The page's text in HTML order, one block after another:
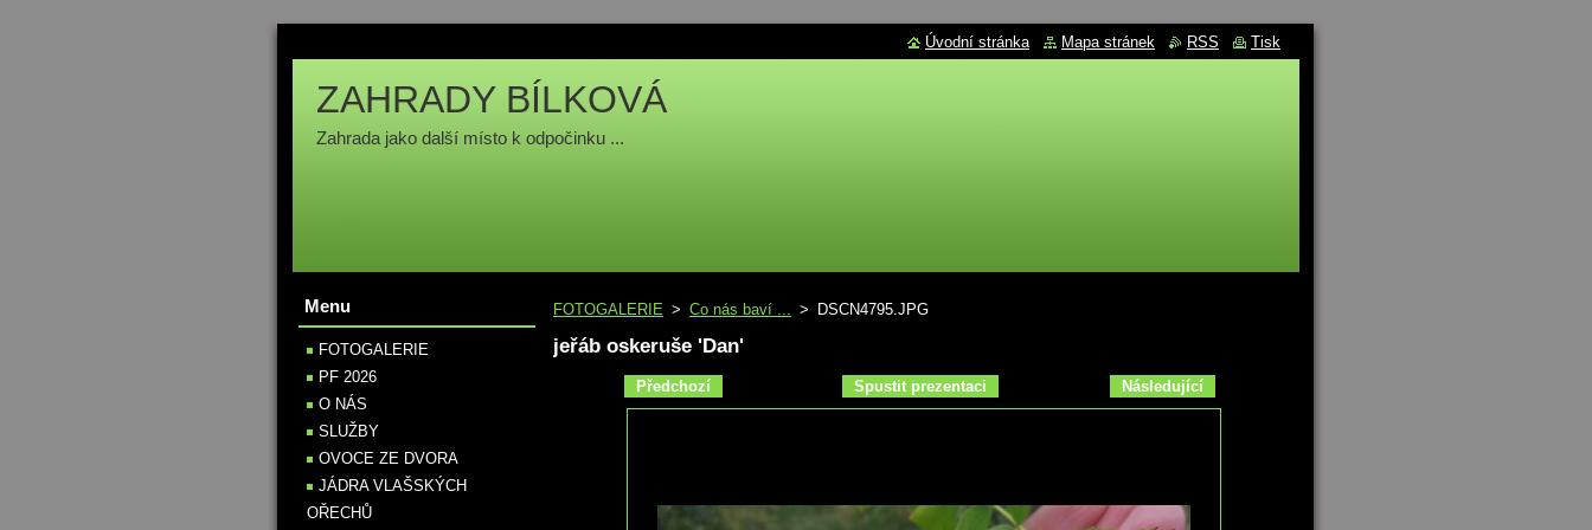
ZAHRADY BÍLKOVÁ
Zahrada jako další místo k odpočinku ...
FOTOGALERIE > Co nás baví ... > DSCN4795.JPG
jeřáb oskeruše 'Dan'
Předchozí Spustit prezentaci Následující
Menu
FOTOGALERIE
PF 2026
O NÁS
SLUŽBY
OVOCE ZE DVORA
JÁDRA VLAŠSKÝCH
OŘECHŮ
Úvodní stránka Mapa stránek RSS Tisk